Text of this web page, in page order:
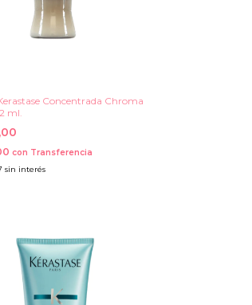
Concentrada Chroma
ml.
con Transferencia
sin interés